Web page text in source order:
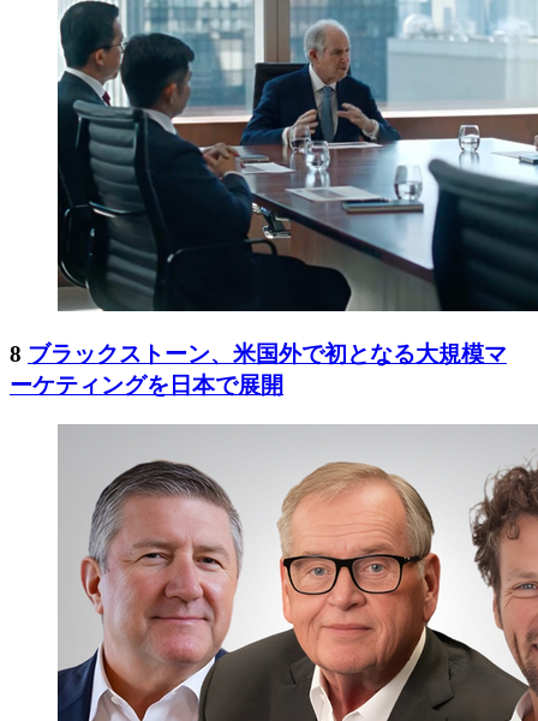
8 ブラックストーン、米国外で初となる大規模マ
ーケティングを日本で展開